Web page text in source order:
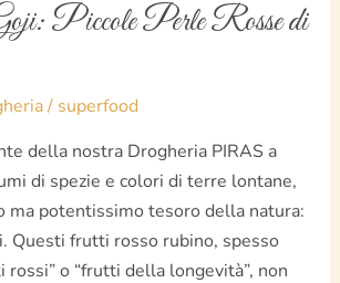
Piccole Perle Rosse di
/ superfood
della nostra Drogheria PIRAS a
di spezie e colori di terre lontane,
ma potentissimo tesoro della natura:
Questi frutti rosso rubino, spesso
rossi” o “frutti della longevità”, non